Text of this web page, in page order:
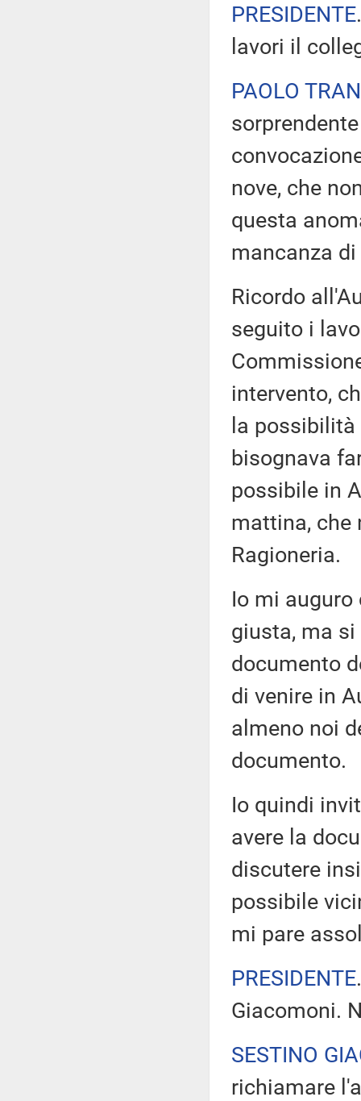
PRESIDENTE
lavori il
PAOLO
nove, che
questa
mancanza
Ricordo
seguito i
intervento,
la
bisognava
possibile in
mattina, che
Ragioneria.
Io mi
giusta, ma
documento
di venire in
almeno noi
documento.
Io quindi
avere la
discutere
possibile
mi pare
PRESIDENTE
Giacomoni.
SESTINO
richiamare